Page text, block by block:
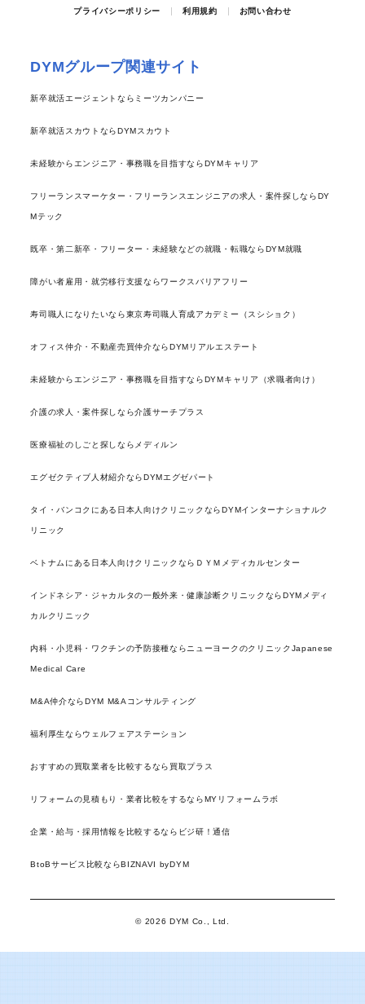
プライバシーポリシー
利用規約 お問い合わせ
DYMグループ関連サイト
新卒就活エージェントならミーツカンパニー
新卒就活スカウトならDYMスカウト
未経験からエンジニア・事務職を目指すならDYMキャリア
フリーランスマーケター・フリーランスエンジニアの求人・案件探しならDY
Mテック
既卒・第二新卒・フリーター・未経験などの就職・転職ならDYM就職
障がい者雇用・就労移行支援ならワークスバリアフリー
寿司職人になりたいなら東京寿司職人育成アカデミー（スシショク）
オフィス仲介・不動産売買仲介ならDYMリアルエステート
未経験からエンジニア・事務職を目指すならDYMキャリア（求職者向け）
介護の求人・案件探しなら介護サーチプラス
医療福祉のしごと探しならメディルン
エグゼクティブ人材紹介ならDYMエグゼパート
タイ・バンコクにある日本人向けクリニックならDYMインターナショナルク
リニック
ベトナムにある日本人向けクリニックならＤＹＭメディカルセンター
インドネシア・ジャカルタの一般外来・健康診断クリニックならDYMメディ
カルクリニック
内科・小児科・ワクチンの予防接種ならニューヨークのクリニックJapanese
Medical Care
M&A仲介ならDYM M&Aコンサルティング
福利厚生ならウェルフェアステーション
おすすめの買取業者を比較するなら買取プラス
リフォームの見積もり・業者比較をするならMYリフォームラボ
企業・給与・採用情報を比較するならビジ研！通信
BtoBサービス比較ならBIZNAVI byDYM
© 2026 DYM Co., Ltd.